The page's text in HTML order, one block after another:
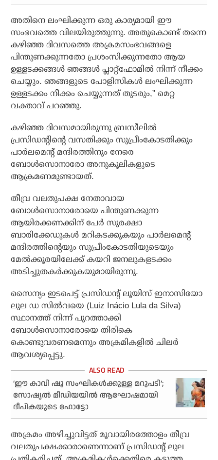
അതിനെ ലംഘിക്കുന്ന ഒരു കാര്യമായി ഈ
സംഭവത്തെ വിലയിരുത്തുന്നു. അതുകൊണ്ട് തന്നെ
കഴിഞ്ഞ ദിവസത്തെ അക്രമസംഭവങ്ങളെ
പിന്തുണക്കുന്നതോ പ്രശംസിക്കുന്നതോ ആയ
ഉള്ളടക്കങ്ങള്‍ ഞങ്ങള്‍ പ്ലാറ്റ്‌ഫോമില്‍ നിന്ന് നീക്കം
ചെയ്യും. ഞങ്ങളുടെ പോളിസികള്‍ ലംഘിക്കുന്ന
ഉള്ളടക്കം നീക്കം ചെയ്യുന്നത് തുടരും,” മെറ്റ
വക്താവ് പറഞ്ഞു.
കഴിഞ്ഞ ദിവസമായിരുന്നു ബ്രസീലില്‍
പ്രസിഡന്റിന്റെ വസതിക്കും സുപ്രീംകോടതിക്കും
പാര്‍ലമെന്റ് മന്ദിരത്തിനും നേരെ
ബോള്‍സൊനാരോ അനുകൂലികളുടെ
ആക്രമണമുണ്ടായത്.
തീവ്ര വലതുപക്ഷ നേതാവായ
ബോള്‍സൊനാരോയെ പിന്തുണക്കുന്ന
ആയിരക്കണക്കിന് പേര്‍ സുരക്ഷാ
ബാരിക്കേഡുകള്‍ മറികടക്കുകയും പാര്‍ലമെന്റ്
മന്ദിരത്തിന്റെയും സുപ്രീംകോടതിയുടെയും
മേല്‍ക്കൂരയിലേക്ക് കയറി ജനലുകളടക്കം
അടിച്ചുതകര്‍ക്കുകയുമായിരുന്നു.
സൈന്യം ഇടപെട്ട് പ്രസിഡന്റ് ലൂയിസ് ഇനാസിയോ
ലുല ഡ സില്‍വയെ (Luiz Inácio Lula da Silva)
സ്ഥാനത്ത് നിന്ന് പുറത്താക്കി
ബോള്‍സൊനാരോയെ തിരികെ
കൊണ്ടുവരണമെന്നും അക്രമികളില്‍ ചിലര്‍
ആവശ്യപ്പെട്ടു.
‘ഈ കാവി ഷൂ സംഘികള്‍ക്കുള്ള മറുപടി’;
സോഷ്യല്‍ മീഡിയയില്‍ ആഘോഷമായി
ദീപികയുടെ ഫോട്ടോ
അക്രമം അഴിച്ചുവിട്ടത് മൂവായിരത്തോളം തീവ്ര
വലതുപക്ഷക്കാരാണെന്നാണ് പ്രസിഡന്റ് ലുല